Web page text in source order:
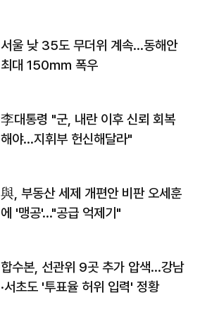
서울 낮 35도 무더위 계속…동해안
최대 150㎜ 폭우
李대통령 "군, 내란 이후 신뢰 회복
해야…지휘부 헌신해달라"
與, 부동산 세제 개편안 비판 오세훈
에 '맹공'…"공급 억제기"
합수본, 선관위 9곳 추가 압색…강남
·서초도 '투표율 허위 입력' 정황